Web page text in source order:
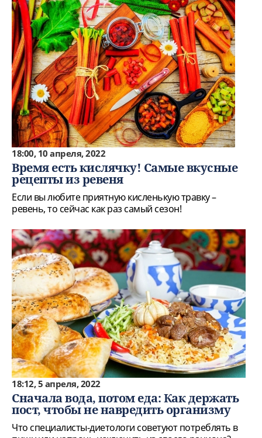
18:00, 10 апреля, 2022
Время есть кислячку! Самые вкусные
рецепты из ревеня
Если вы любите приятную кисленькую травку –
ревень, то сейчас как раз самый сезон!
18:12, 5 апреля, 2022
Сначала вода, потом еда: Как держать
пост, чтобы не навредить организму
Что специалисты-диетологи советуют потреблять в